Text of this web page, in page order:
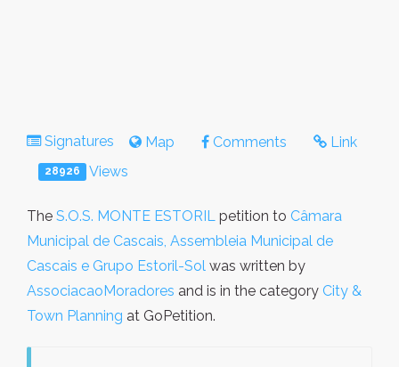
Signatures Map Comments Link
28926 Views
The S.O.S. MONTE ESTORIL petition to Câmara
Municipal de Cascais, Assembleia Municipal de
Cascais e Grupo Estoril-Sol was written by
AssociacaoMoradores and is in the category City &
Town Planning at GoPetition.